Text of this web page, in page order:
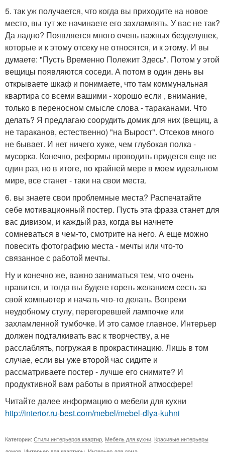
5. так уж получается, что когда вы приходите на новое
место, вы тут же начинаете его захламлять. У вас не так?
Да ладно? Появляется много очень важных безделушек,
которые и к этому отсеку не относятся, и к этому. И вы
думаете: "Пусть Временно Полежит Здесь". Потом у этой
вещицы появляются соседи. А потом в один день вы
открываете шкаф и понимаете, что там коммунальная
квартира со всеми вашими - хорошо если , внимание,
только в переносном смысле слова - тараканами. Что
делать? Я предлагаю соорудить домик для них (вещиц, а
не тараканов, естественно) "на Вырост". Отсеков много
не бывает. И нет ничего хуже, чем глубокая полка -
мусорка. Конечно, реформы проводить придется еще не
один раз, но в итоге, по крайней мере в моем идеальном
мире, все станет - таки на свои места.
6. вы знаете свои проблемные места? Распечатайте
себе мотивационный постер. Пусть эта фраза станет для
вас дивизом, и каждый раз, когда вы начнете
сомневаться в чем-то, смотрите на него. А еще можно
повесить фотографию места - мечты или что-то
связанное с работой мечты.
Ну и конечно же, важно заниматься тем, что очень
нравится, и тогда вы будете гореть желанием сесть за
свой компьютер и начать что-то делать. Вопреки
неудобному стулу, перегоревшей лампочке или
захламленной тумбочке. И это самое главное. Интерьер
должен подталкивать вас к творчеству, а не
расслаблять, погружая в прокрастинацию. Лишь в том
случае, если вы уже второй час сидите и
рассматриваете постер - лучше его снимите? И
продуктивной вам работы в приятной атмосфере!
Читайте далее информацию о мебели для кухни
http://interior.ru-best.com/mebel/mebel-dlya-kuhni
Категории: Стили интерьеров квартир Мебель для кухни Красивые интерьеры